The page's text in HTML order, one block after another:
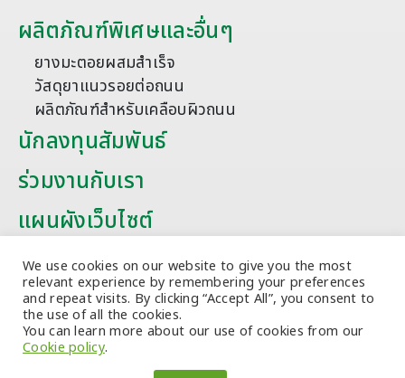
ผลิตภัณฑ์พิเศษและอื่นๆ
ยางมะตอยผสมสำเร็จ
วัสดุยาแนวรอยต่อถนน
ผลิตภัณฑ์สำหรับเคลือบผิวถนน
นักลงทุนสัมพันธ์
ร่วมงานกับเรา
แผนผังเว็บไซต์
บทความ
We use cookies on our website to give you the most
relevant experience by remembering your preferences
and repeat visits. By clicking “Accept All”, you consent to
the use of all the cookies.
You can learn more about our use of cookies from our
Cookie policy.